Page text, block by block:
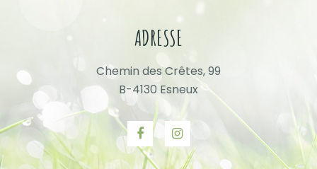
ADRESSE
Chemin des Crêtes, 99
B-4130 Esneux